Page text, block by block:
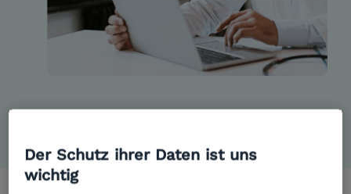
Der Schutz ihrer Daten ist uns
wichtig